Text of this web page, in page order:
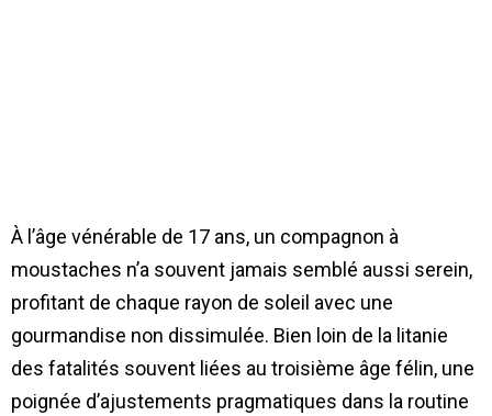
À l’âge vénérable de 17 ans, un compagnon à
moustaches n’a souvent jamais semblé aussi serein,
profitant de chaque rayon de soleil avec une
gourmandise non dissimulée. Bien loin de la litanie
des fatalités souvent liées au troisième âge félin, une
poignée d’ajustements pragmatiques dans la routine